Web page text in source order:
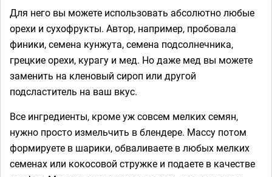
Для него вы можете использовать абсолютно любые
орехи и сухофрукты. Автор, например, пробовала
финики, семена кунжута, семена подсолнечника,
грецкие орехи, курагу и мед. Но даже мед вы можете
заменить на кленовый сироп или другой
подсластитель на ваш вкус.
Все ингредиенты, кроме уж совсем мелких семян,
нужно просто измельчить в блендере. Массу потом
формируете в шарики, обваливаете в любых мелких
семенах или кокосовой стружке и подаете в качестве